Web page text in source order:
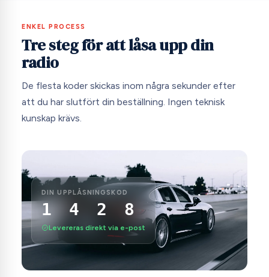
ENKEL PROCESS
Tre steg för att låsa upp din
radio
De flesta koder skickas inom några sekunder efter
att du har slutfört din beställning. Ingen teknisk
kunskap krävs.
DIN UPPLÅSNINGSKOD
1 4 2 8
Levereras direkt via e-post